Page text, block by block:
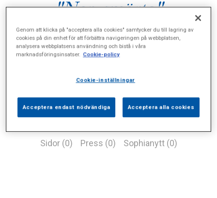
"Nervsmärta"
Sidor (0) Press (0) Sophianytt (0)
Genom att klicka på "acceptera alla cookies" samtycker du till lagring av
cookies på din enhet för att förbättra navigeringen på webbplatsen,
analysera webbplatsens användning och bistå i våra
marknadsföringsinsatser. Cookie-policy
Cookie-inställningar
Acceptera endast nödvändiga Acceptera alla cookies